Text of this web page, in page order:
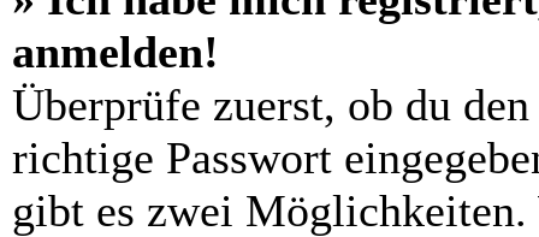
anmelden!
Überprüfe zuerst, ob du
richtige Passwort
gibt es zwei